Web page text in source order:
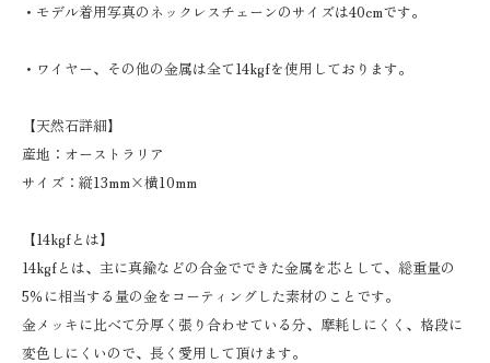
・モデル着用写真のネックレスチェーンのサイズは40cmです。
・ワイヤー、その他の金属は全て14kgfを使用しております。
【天然石詳細】
産地：オーストラリア
サイズ：縦13mm×横10mm
【14kgfとは】
14kgfとは、主に真鍮などの合金でできた金属を芯として、総重量の
5％に相当する量の金をコーティングした素材のことです。
金メッキに比べて分厚く張り合わせている分、摩耗しにくく、格段に
変色しにくいので、長く愛用して頂けます。